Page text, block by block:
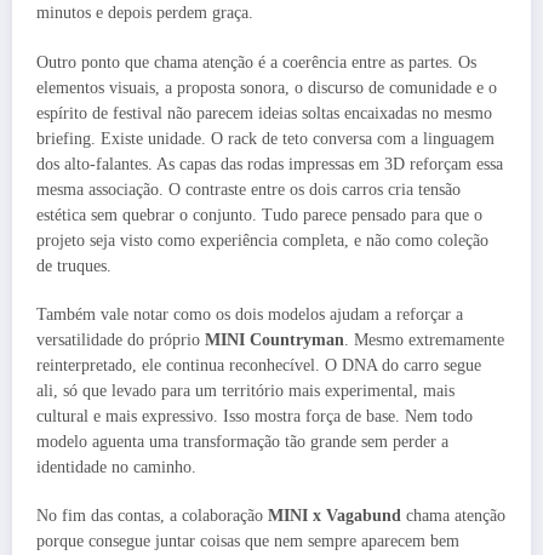
minutos e depois perdem graça.
Outro ponto que chama atenção é a coerência entre as partes. Os
elementos visuais, a proposta sonora, o discurso de comunidade e o
espírito de festival não parecem ideias soltas encaixadas no mesmo
briefing. Existe unidade. O rack de teto conversa com a linguagem
dos alto-falantes. As capas das rodas impressas em 3D reforçam essa
mesma associação. O contraste entre os dois carros cria tensão
estética sem quebrar o conjunto. Tudo parece pensado para que o
projeto seja visto como experiência completa, e não como coleção
de truques.
Também vale notar como os dois modelos ajudam a reforçar a
versatilidade do próprio MINI Countryman . Mesmo extremamente
reinterpretado, ele continua reconhecível. O DNA do carro segue
ali, só que levado para um território mais experimental, mais
cultural e mais expressivo. Isso mostra força de base. Nem todo
modelo aguenta uma transformação tão grande sem perder a
identidade no caminho.
No fim das contas, a colaboração MINI x Vagabund chama atenção
porque consegue juntar coisas que nem sempre aparecem bem